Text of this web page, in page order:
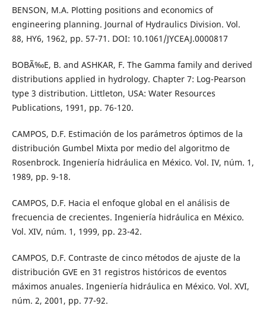
BENSON, M.A. Plotting positions and economics of
engineering planning. Journal of Hydraulics Division. Vol.
88, HY6, 1962, pp. 57-71. DOI: 10.1061/JYCEAJ.0000817
BOBÃ‰E, B. and ASHKAR, F. The Gamma family and derived
distributions applied in hydrology. Chapter 7: Log-Pearson
type 3 distribution. Littleton, USA: Water Resources
Publications, 1991, pp. 76-120.
CAMPOS, D.F. Estimación de los parámetros óptimos de la
distribución Gumbel Mixta por medio del algoritmo de
Rosenbrock. Ingeniería hidráulica en México. Vol. IV, núm. 1,
1989, pp. 9-18.
CAMPOS, D.F. Hacia el enfoque global en el análisis de
frecuencia de crecientes. Ingeniería hidráulica en México.
Vol. XIV, núm. 1, 1999, pp. 23-42.
CAMPOS, D.F. Contraste de cinco métodos de ajuste de la
distribución GVE en 31 registros históricos de eventos
máximos anuales. Ingeniería hidráulica en México. Vol. XVI,
núm. 2, 2001, pp. 77-92.